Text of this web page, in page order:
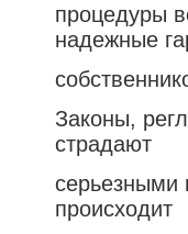
процедуры
надежные
Законы,
страдают
серьезными
происходит